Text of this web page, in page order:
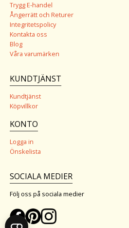
Trygg E-handel
Ångerrätt och Returer
Integritetspolicy
Kontakta oss
Blog
Våra varumärken
KUNDTJÄNST
Kundtjänst
Köpvillkor
KONTO
Logga in
Önskelista
SOCIALA MEDIER
Följ oss på sociala medier